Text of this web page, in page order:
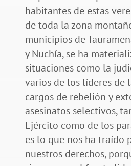
habitantes de estas
de toda la zona
municipios de
y Nuchía, se ha
situaciones como la
varios de los líderes de
cargos de rebelión y
asesinatos selectivos,
Ejército como de los
es lo que nos ha traído
nuestros derechos,